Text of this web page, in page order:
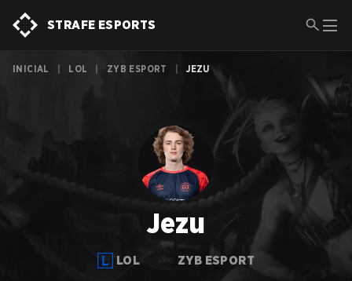
STRAFE ESPORTS
INICIAL LOL ZYB ESPORT JEZU
Jezu
LOL ZYB ESPORT